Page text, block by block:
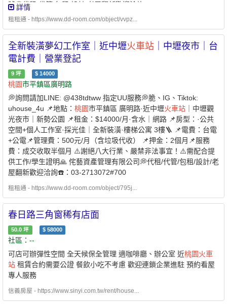
號💭代租/代管/包租/設計/老屋翻新歡迎洽詢☎️：03-2713072#700
詳情
租租通 - https://www.dd-room.com/object/vvpz...
全新裝潢夢幻工作室｜近中壢火車站 ｜中壢夜市｜台
電計費｜營業登記
9 坪 $ 14000
桃園市平鎮區廣明路
💭詢問請加LINE: @438tdtww 指定UU服務💭脆、IG、Tiktok:
uhouse_4u 📌地點： 桃園市平鎮區 廣明路·近中壢火車站 ｜中壢觀
光夜市｜新勢公園 📌租金：$14000/月·含水｜網路 📌房型：·公共
空間+個人工作室·採光佳｜全新裝潢·樓梯公寓 3樓🪜 📌電費：台電
+公電📌管理費：500元/月（含垃圾代收） 📌押金：2個月📌服務
費：成交收取半個月 ⚠️謝絕八大行業、嚴禁非法事宜！⚠️需配合提
供工作/學生證明🙏 侘藝資產管理有限公司💭代租/代管/包租/設計/老
屋翻新歡迎洽詢☎️：03-2713072#700
租租通 - https://www.dd-room.com/object/795j...
春日路三角窗稀有店面
50.0 坪 $ 58000
社區：--
可店可辦彈性空間 全天候保全管理 適咖啡廳、辦公室 近桃園火車
站 租賃合約需要公證 餐飲小吃不考慮 歡迎連鎖企業進駐 預約看屋
專人服務
信義房屋 - https://www.sinyi.com.tw/rent/house...